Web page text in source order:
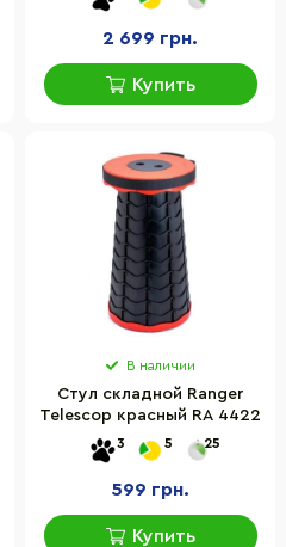
2 699 грн.
Купить
В наличии
Стул складной Ranger
Telescop красный RA 4422
3 5 25
599 грн.
Купить